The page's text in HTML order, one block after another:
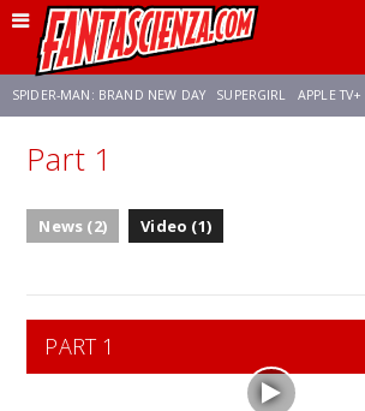
SPIDER-MAN: BRAND NEW DAY SUPERGIRL APPLE TV+
FRANCO RICCIARDIELLO
Part 1
News (2) Video (1)
PART 1